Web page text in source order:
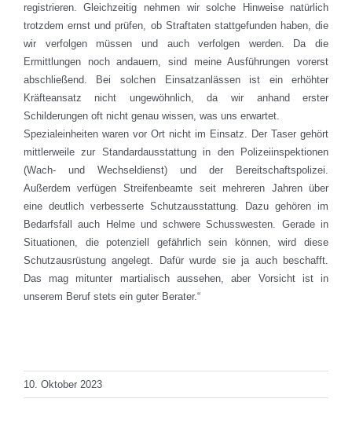
registrieren. Gleichzeitig nehmen wir solche Hinweise natürlich
trotzdem ernst und prüfen, ob Straftaten stattgefunden haben, die
wir verfolgen müssen und auch verfolgen werden. Da die
Ermittlungen noch andauern, sind meine Ausführungen vorerst
abschließend. Bei solchen Einsatzanlässen ist ein erhöhter
Kräfteansatz nicht ungewöhnlich, da wir anhand erster
Schilderungen oft nicht genau wissen, was uns erwartet.
Spezialeinheiten waren vor Ort nicht im Einsatz. Der Taser gehört
mittlerweile zur Standardausstattung in den Polizeiinspektionen
(Wach- und Wechseldienst) und der Bereitschaftspolizei.
Außerdem verfügen Streifenbeamte seit mehreren Jahren über
eine deutlich verbesserte Schutzausstattung. Dazu gehören im
Bedarfsfall auch Helme und schwere Schusswesten. Gerade in
Situationen, die potenziell gefährlich sein können, wird diese
Schutzausrüstung angelegt. Dafür wurde sie ja auch beschafft.
Das mag mitunter martialisch aussehen, aber Vorsicht ist in
unserem Beruf stets ein guter Berater.“
10. Oktober 2023